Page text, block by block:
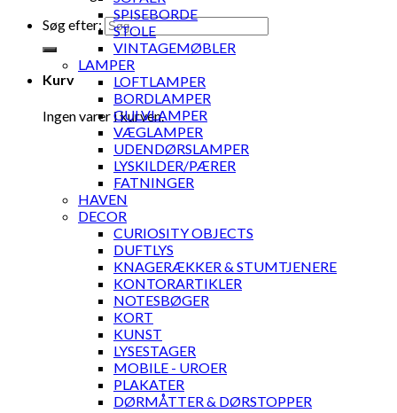
Søg efter:
Kurv
Ingen varer i kurven.
SPISEBORDE
STOLE
VINTAGEMØBLER
LAMPER
LOFTLAMPER
BORDLAMPER
GULVLAMPER
VÆGLAMPER
UDENDØRSLAMPER
LYSKILDER/PÆRER
FATNINGER
HAVEN
DECOR
CURIOSITY OBJECTS
DUFTLYS
KNAGERÆKKER & STUMTJENERE
KONTORARTIKLER
NOTESBØGER
KORT
KUNST
LYSESTAGER
MOBILE - UROER
PLAKATER
DØRMÅTTER & DØRSTOPPER